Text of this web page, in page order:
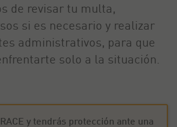
de revisar tu multa,
si es necesario y realizar
administrativos, para que
solo a la situación.
y tendrás protección ante una